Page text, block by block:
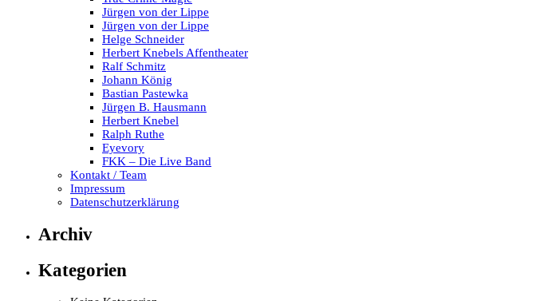
Jürgen von der Lippe
Jürgen von der Lippe
Helge Schneider
Herbert Knebels Affentheater
Ralf Schmitz
Johann König
Bastian Pastewka
Jürgen B. Hausmann
Herbert Knebel
Ralph Ruthe
Eyevory
FKK – Die Live Band
Kontakt / Team
Impressum
Datenschutzerklärung
Archiv
Kategorien